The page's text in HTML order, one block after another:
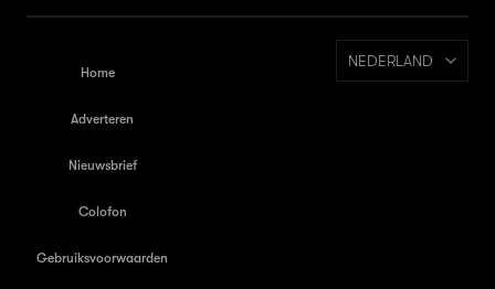
Home
Adverteren
Nieuwsbrief
Colofon
Gebruiksvoorwaarden
NEDERLAND